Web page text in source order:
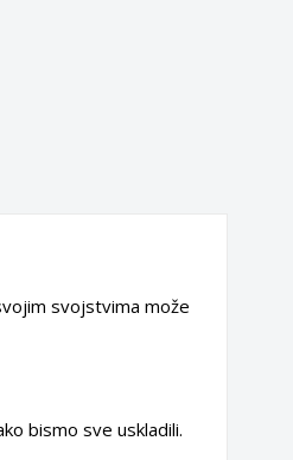
svojstvima može
bismo sve uskladili.